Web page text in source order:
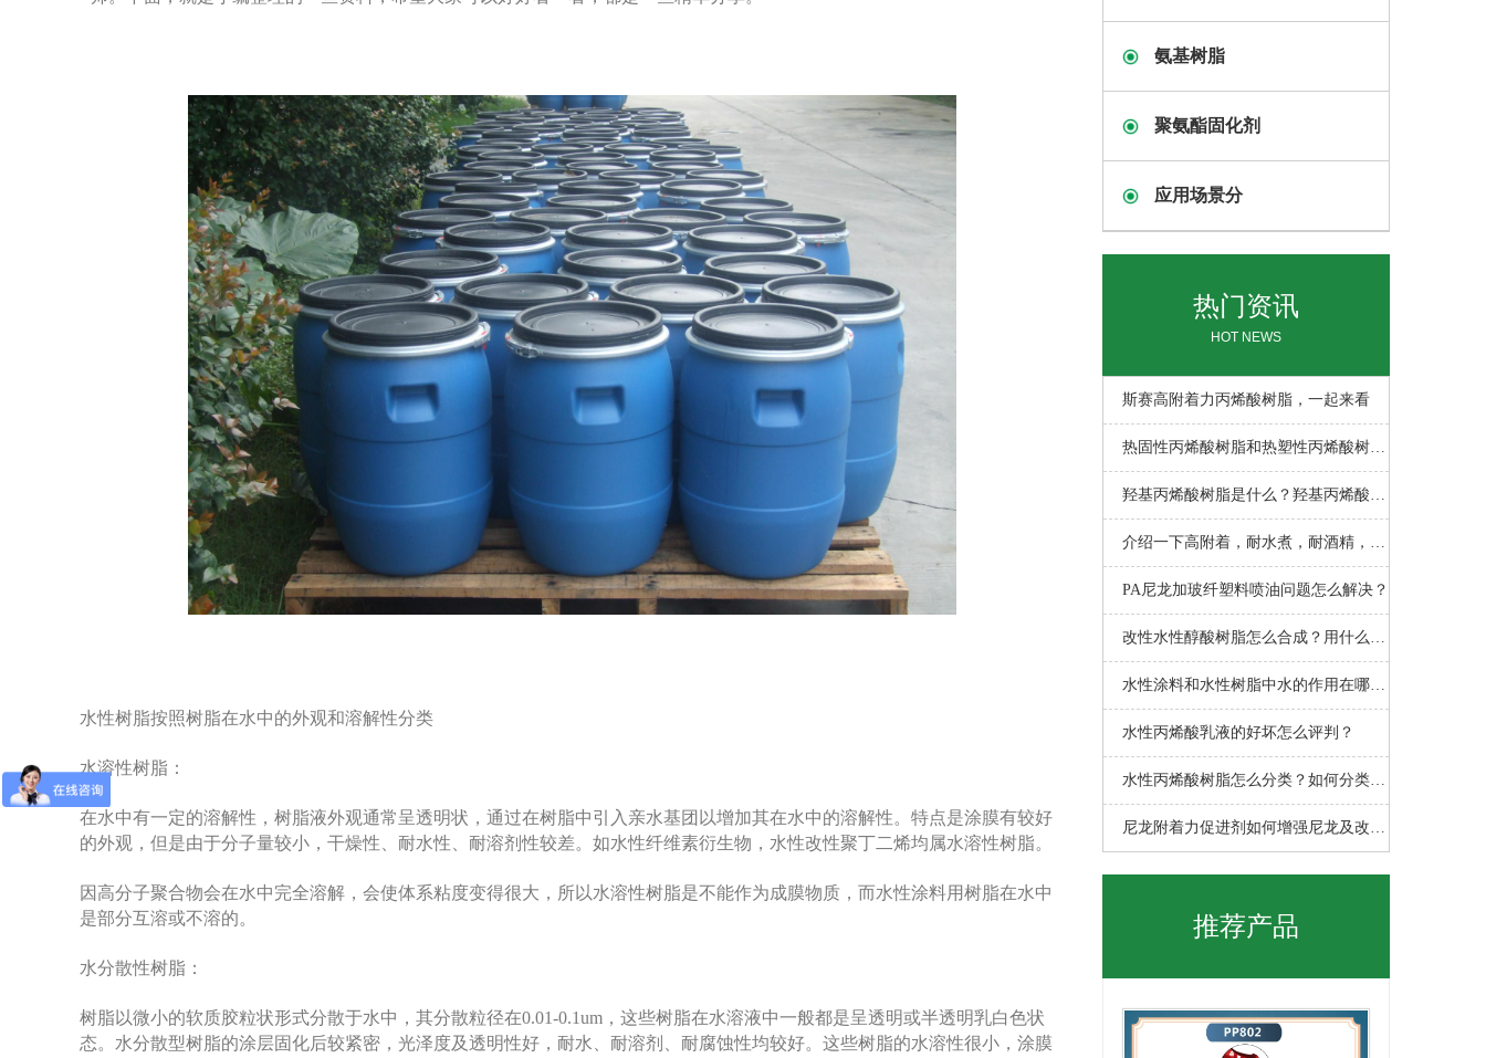
水性树脂按照树脂在水中的外观和溶解性分类
水溶性树脂：
在水中有一定的溶解性，树脂液外观通常呈透明状，通过在树脂中引入亲水基团以增加其在水中的溶解性。特点是涂膜有较好
的外观，但是由于分子量较小，干燥性、耐水性、耐溶剂性较差。如水性纤维素衍生物，水性改性聚丁二烯均属水溶性树脂。
因高分子聚合物会在水中完全溶解，会使体系粘度变得很大，所以水溶性树脂是不能作为成膜物质，而水性涂料用树脂在水中
是部分互溶或不溶的。
水分散性树脂：
树脂以微小的软质胶粒状形式分散于水中，其分散粒径在0.01-0.1um，这些树脂在水溶液中一般都是呈透明或半透明乳白色状
态。水分散型树脂的涂层固化后较紧密，光泽度及透明性好，耐水、耐溶剂、耐腐蚀性均较好。这些树脂的水溶性很小，涂膜
氨基树脂
聚氨酯固化剂
应用场景分
热门资讯
HOT NEWS
斯赛高附着力丙烯酸树脂，一起来看
热固性丙烯酸树脂和热塑性丙烯酸树脂
以
羟基丙烯酸树脂是什么？羟基丙烯酸树
脂
介绍一下高附着，耐水煮，耐酒精，玻
璃
PA尼龙加玻纤塑料喷油问题怎么解决？
改性水性醇酸树脂怎么合成？用什么方
法
水性涂料和水性树脂中水的作用在哪
里？
水性丙烯酸乳液的好坏怎么评判？
水性丙烯酸树脂怎么分类？如何分类？
大
尼龙附着力促进剂如何增强尼龙及改性
尼
推荐产品